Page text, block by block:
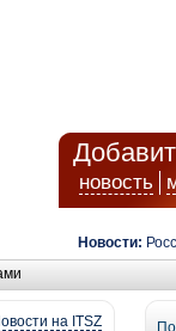
новость
Новости:
на ITSZ